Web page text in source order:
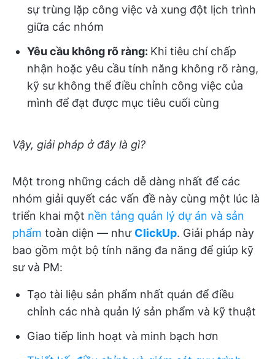
sự trùng lặp công việc và xung đột lịch trình
giữa các nhóm
Yêu cầu không rõ ràng: Khi tiêu chí chấp
nhận hoặc yêu cầu tính năng không rõ ràng,
kỹ sư không thể điều chỉnh công việc của
mình để đạt được mục tiêu cuối cùng
Vậy, giải pháp ở đây là gì?
Một trong những cách dễ dàng nhất để các
nhóm giải quyết các vấn đề này cùng một lúc là
triển khai một nền tảng quản lý dự án và sản
phẩm toàn diện — như ClickUp. Giải pháp này
bao gồm một bộ tính năng đa năng để giúp kỹ
sư và PM:
Tạo tài liệu sản phẩm nhất quán để điều
chỉnh các nhà quản lý sản phẩm và kỹ thuật
Giao tiếp linh hoạt và minh bạch hơn